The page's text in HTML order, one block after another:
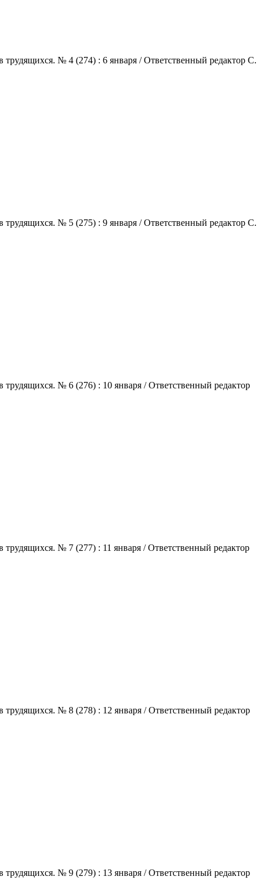
№ 4 (274) : 6 января / Ответственный редактор С.
№ 5 (275) : 9 января / Ответственный редактор С.
№ 6 (276) : 10 января / Ответственный редактор
№ 7 (277) : 11 января / Ответственный редактор
№ 8 (278) : 12 января / Ответственный редактор
№ 9 (279) : 13 января / Ответственный редактор